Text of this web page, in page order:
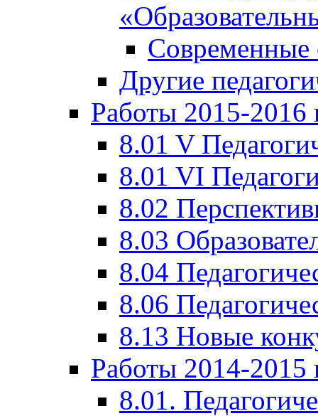
Современные
Другие
Работы 2015-2016
8.01 V
8.01 VI
8.02
8.03
8.04
8.06
8.13 Новые
Работы 2014-2015
8.01.